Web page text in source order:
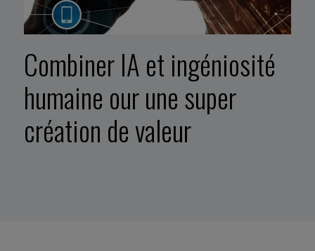
Combiner IA et ingéniosité
humaine our une super
création de valeur